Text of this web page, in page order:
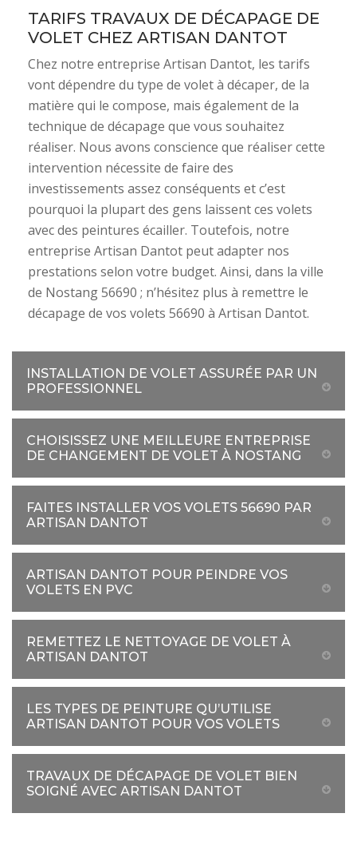
TARIFS TRAVAUX DE DÉCAPAGE DE
VOLET CHEZ ARTISAN DANTOT
Chez notre entreprise Artisan Dantot, les tarifs
vont dépendre du type de volet à décaper, de la
matière qui le compose, mais également de la
technique de décapage que vous souhaitez
réaliser. Nous avons conscience que réaliser cette
intervention nécessite de faire des
investissements assez conséquents et c’est
pourquoi la plupart des gens laissent ces volets
avec des peintures écailler. Toutefois, notre
entreprise Artisan Dantot peut adapter nos
prestations selon votre budget. Ainsi, dans la ville
de Nostang 56690 ; n’hésitez plus à remettre le
décapage de vos volets 56690 à Artisan Dantot.
INSTALLATION DE VOLET ASSURÉE PAR UN
PROFESSIONNEL
CHOISISSEZ UNE MEILLEURE ENTREPRISE
DE CHANGEMENT DE VOLET À NOSTANG
FAITES INSTALLER VOS VOLETS 56690 PAR
ARTISAN DANTOT
ARTISAN DANTOT POUR PEINDRE VOS
VOLETS EN PVC
REMETTEZ LE NETTOYAGE DE VOLET À
ARTISAN DANTOT
LES TYPES DE PEINTURE QU’UTILISE
ARTISAN DANTOT POUR VOS VOLETS
TRAVAUX DE DÉCAPAGE DE VOLET BIEN
SOIGNÉ AVEC ARTISAN DANTOT